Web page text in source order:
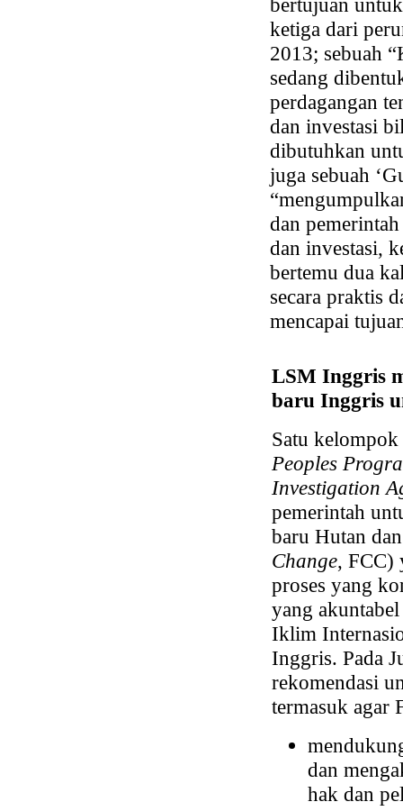
ketiga dari
2013; sebuah
sedang
perdagangan
dan investasi
dibutuhkan
juga sebuah
dan
dan investasi,
bertemu dua
secara praktis
mencapai
LSM Inggris
baru Inggris
Satu
Peoples
Investigation
pemerintah
baru Hutan
Change, FCC)
proses yang
yang
Iklim
Inggris. Pada
rekomendasi
termasuk agar
dan
hak dan